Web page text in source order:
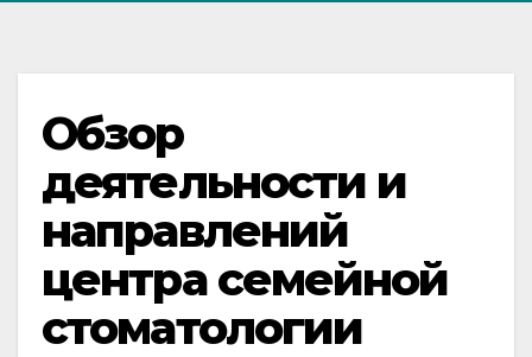
Обзор
деятельности и
направлений
центра семейной
стоматологии